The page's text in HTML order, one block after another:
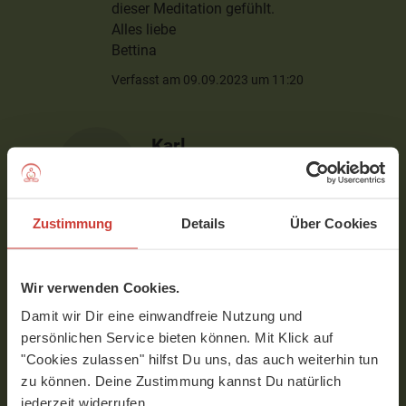
Zustimmung Details Über Cookies
Wir verwenden Cookies.
Damit wir Dir eine einwandfreie Nutzung und
persönlichen Service bieten können. Mit Klick auf
"Cookies zulassen" hilfst Du uns, das auch weiterhin tun
zu können. Deine Zustimmung kannst Du natürlich
jederzeit widerrufen.
dieser Meditation gefühlt.
Alles liebe
Bettina
Verfasst am 09.09.2023 um 11:20
Karl
Liebe Bettina, es freut mich sehr,
Erfahrungen gemacht werden.
Sonja
Danke Karl,
Eine klare Anweisung und wunderbare